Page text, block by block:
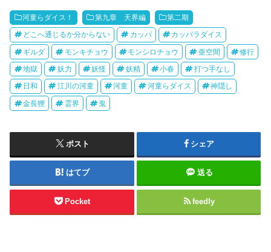
河童らダイス！ 第九章 天界編 第二期
どこへ通じるか分からない カッパ カッパラダイス
ギルダ モンキチョウ モンシロチョウ 亜空間 修行
地獄 妖力 妖怪 妖精 小春 打つ手なし
日和 江川の河童 河童 河童らダイス 神隠し
金長狸 霊界 鬼
ポスト シェア
はてブ 送る
Pocket feedly